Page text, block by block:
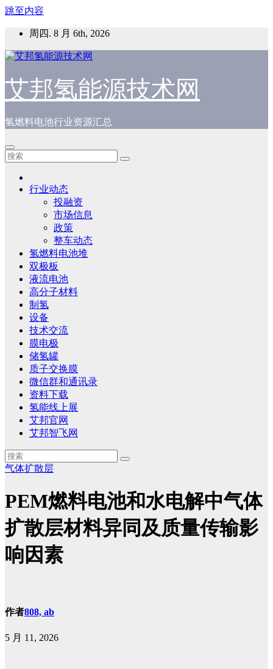
跳至内容
周四. 8 月 6th, 2026
艾邦氢能源技术网
氢燃料电池行业资源汇总
行业动态
投融资
市场信息
政策
整车动态
氢燃料电池堆
双极板
液流电池
高分子材料
制氢
设备
技术交流
膜电极
储氢罐
质子交换膜
微信群和通讯录
资料下载
氢能线上展
艾邦官网
艾邦智飞网
气体扩散层
PEM燃料电池和水电解中气体
扩散层材料异同及质量传输影
响因素
作者808, ab
5 月 11, 2026